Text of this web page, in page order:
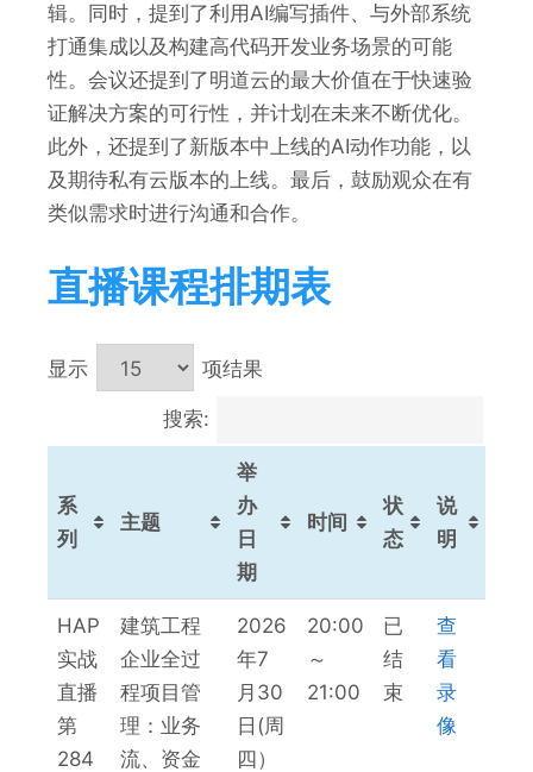
辑。同时，提到了利用AI编写插件、与外部系统
打通集成以及构建高代码开发业务场景的可能
性。会议还提到了明道云的最大价值在于快速验
证解决方案的可行性，并计划在未来不断优化。
此外，还提到了新版本中上线的AI动作功能，以
及期待私有云版本的上线。最后，鼓励观众在有
类似需求时进行沟通和合作。
直播课程排期表
显示 项结果
搜索:
系
列
主题
举
办
日
期
时间
状
态
说
明
系
列
主题
举
办
日
期
时间
状
态
说
明
HAP
实战
直播
第
284
建筑工程
企业全过
程项目管
理：业务
流、资金
2026
年7
月30
日(周
四）
20:00
～
21:00
已
结
束
查
看
录
像